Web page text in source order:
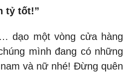
tỷ tốt!”
dạo một vòng cửa hàng
mình đang có những
và nữ nhé! Đừng quên